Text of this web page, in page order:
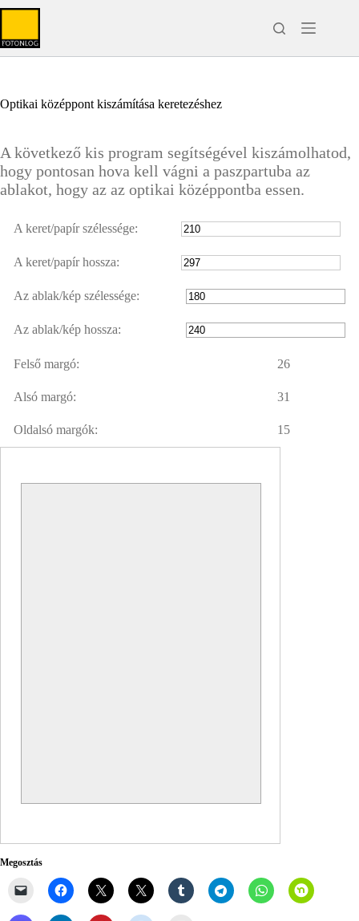
Skip
Optikai középpont kiszámítása keretezéshez
A következő kis program segítségével kiszámolhatod,
hogy pontosan hova kell vágni a paszpartuba az
ablakot, hogy az az optikai középpontba essen.
A keret/papír szélessége:
A keret/papír hossza:
Az ablak/kép szélessége:
Az ablak/kép hossza:
Felső margó: 26
Alsó margó: 31
Oldalsó margók: 15
Megosztás